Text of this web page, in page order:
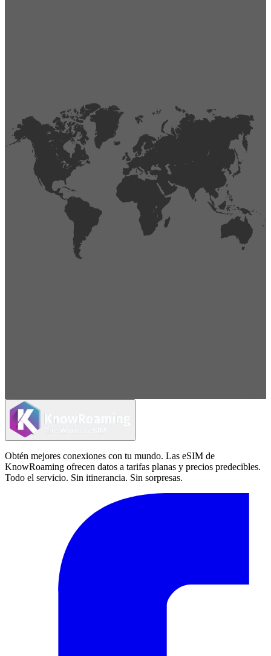
404Página no encontrada,
La página que buscas no existe o se ha cambiado de lugar.
Comprueba la URL e inténtalo de nuevo.
Ir a la página de inicio
Obtener soporte técnico
Obtén mejores conexiones con tu mundo. Las eSIM de
KnowRoaming ofrecen datos a tarifas planas y precios predecibles.
Todo el servicio. Sin itinerancia. Sin sorpresas.